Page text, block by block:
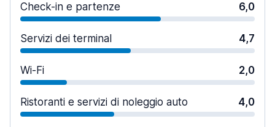
Check-in e partenze 6,0
Servizi dei terminal 4,7
Wi-Fi 2,0
Ristoranti e servizi di noleggio auto 4,0